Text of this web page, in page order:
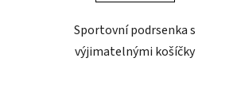
Sportovní podrsenka s
výjimatelnými košíčky